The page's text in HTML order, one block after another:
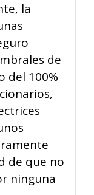
la
de
del 100%
de que no
ninguna